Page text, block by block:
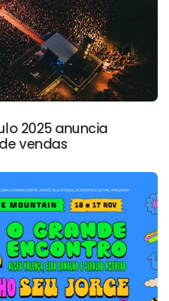
2025 anuncia
vendas